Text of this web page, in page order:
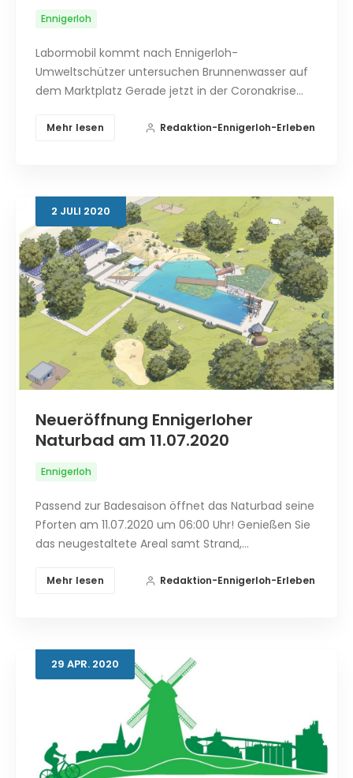
Ennigerloh
Labormobil kommt nach Ennigerloh-
Umweltschützer untersuchen Brunnenwasser auf
dem Marktplatz Gerade jetzt in der Coronakrise…
Mehr lesen Redaktion-Ennigerloh-Erleben
2 JULI 2020
Neueröffnung Ennigerloher
Naturbad am 11.07.2020
Ennigerloh
Passend zur Badesaison öffnet das Naturbad seine
Pforten am 11.07.2020 um 06:00 Uhr! Genießen Sie
das neugestaltete Areal samt Strand,…
Mehr lesen Redaktion-Ennigerloh-Erleben
29 APR. 2020